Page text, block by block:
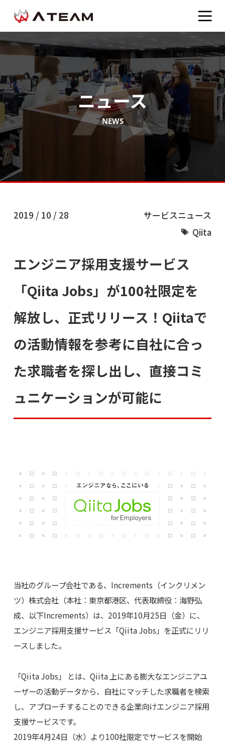
ニュース
NEWS
2019 / 10 / 28
サービスニュース
Qiita
エンジニア採用支援サービス
「Qiita Jobs」が100社限定を
解放し、正式リリース！Qiitaで
の活動情報を参考に自社に合っ
た求職者を探し出し、直接コミ
ュニケーションが可能に
当社のグループ会社である、Increments（インクリメン
ツ）株式会社（本社：東京都港区、代表取締役：海野弘
成、以下Increments）は、2019年10月25日（金）に、
エンジニア採用支援サービス「Qiita Jobs」を正式にリリ
ースしました。
「Qiita Jobs」 とは、Qiita 上にある膨大なエンジニアユ
ーザーの活動データから、自社にマッチした求職者を検索
し、アプローチすることのできる企業向けエンジニア採用
支援サービスです。
2019年4月24日（水）より100社限定でサービスを開始